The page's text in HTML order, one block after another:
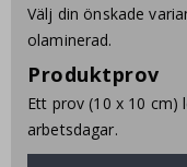
Välj din önskade
olaminerad.
Produktprov
Ett prov (10 x 10 cm)
arbetsdagar.